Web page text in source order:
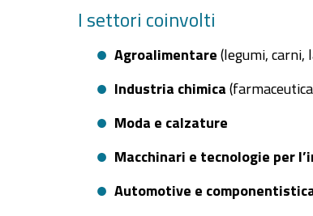
I settori coinvolti
Agroalimentare(legumi,
Industria chimica
Moda e calzature
Macchinari e tecnologie per
Automotive e